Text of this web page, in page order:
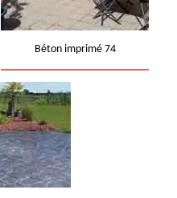
Béton imprimé 74